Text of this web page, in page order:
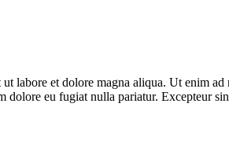
labore et dolore magna aliqua. Ut enim
eu fugiat nulla pariatur. Excepteur